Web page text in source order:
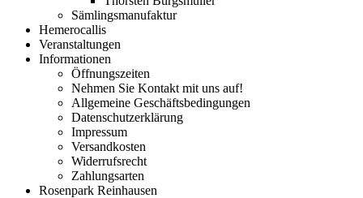
Sämlingsmanufaktur
Hemerocallis
Veranstaltungen
Informationen
Öffnungszeiten
Nehmen Sie Kontakt mit uns auf!
Allgemeine Geschäftsbedingungen
Datenschutzerklärung
Impressum
Versandkosten
Widerrufsrecht
Zahlungsarten
Rosenpark Reinhausen